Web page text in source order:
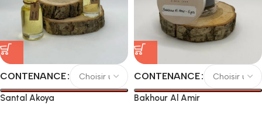
CONTENANCE
Santal Akoya
CONTENANCE
Bakhour Al Amir